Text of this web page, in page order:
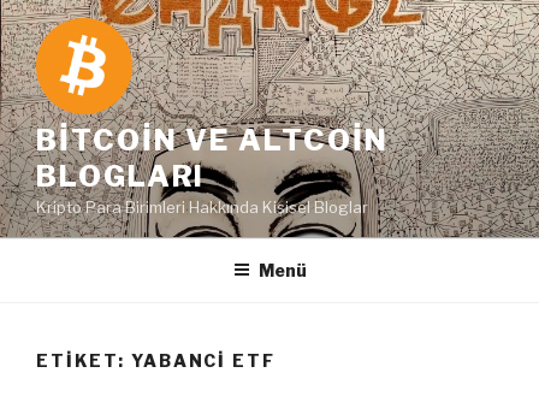
İçeriğe
geç
BITCOIN VE ALTCOIN
BLOGLARI
Kripto Para Birimleri Hakkında Kişisel Bloglar
Menü
ETIKET: YABANCI ETF